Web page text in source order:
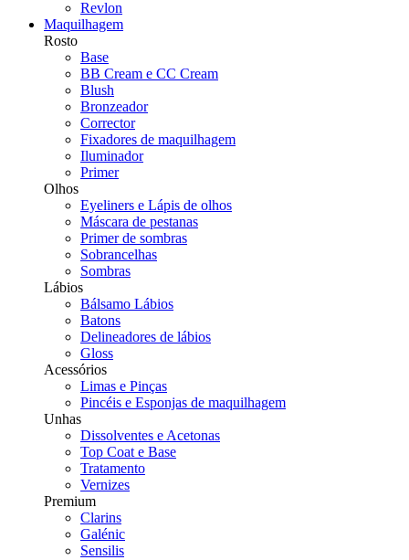
Revlon
Maquilhagem
Rosto
Base
BB Cream e CC Cream
Blush
Bronzeador
Corrector
Fixadores de maquilhagem
Iluminador
Primer
Olhos
Eyeliners e Lápis de olhos
Máscara de pestanas
Primer de sombras
Sobrancelhas
Sombras
Lábios
Bálsamo Lábios
Batons
Delineadores de lábios
Gloss
Acessórios
Limas e Pinças
Pincéis e Esponjas de maquilhagem
Unhas
Dissolventes e Acetonas
Top Coat e Base
Tratamento
Vernizes
Premium
Clarins
Galénic
Sensilis